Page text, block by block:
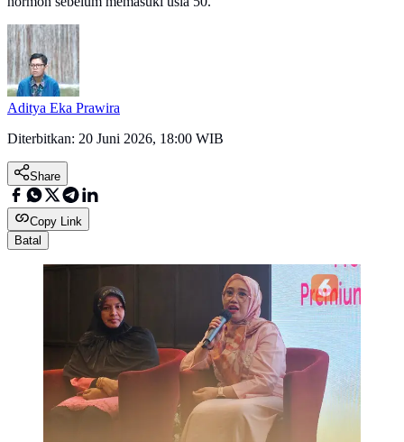
Aditya Eka Prawira
Diterbitkan: 20 Juni 2026, 18:00 WIB
Share
Copy Link
Batal